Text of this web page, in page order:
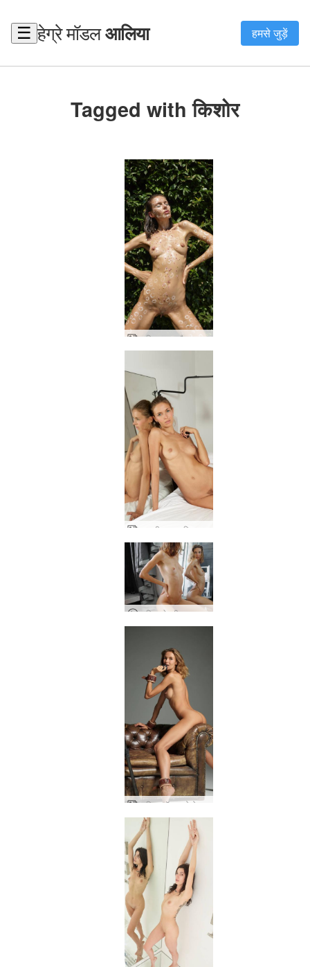
☰ हेग्रे मॉडलआलिया हमसे जुड़ें
Tagged with किशोर
आलिया नग्न और रचनात्मक
आलिया के जीवन का एक दिन - विस्तारित संस्करण
आलिया मॉडल फोटोग्राफर